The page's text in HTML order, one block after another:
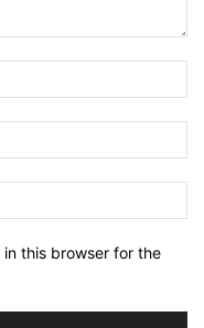
this browser for the